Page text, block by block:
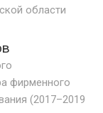
области
фирменного
(2017–2019